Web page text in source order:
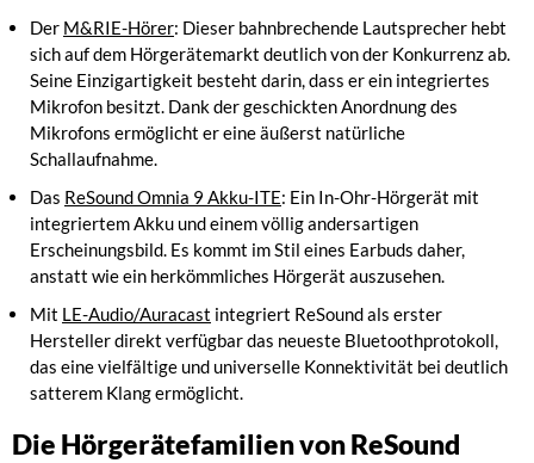
Der M&RIE-Hörer: Dieser bahnbrechende Lautsprecher hebt
sich auf dem Hörgerätemarkt deutlich von der Konkurrenz ab.
Seine Einzigartigkeit besteht darin, dass er ein integriertes
Mikrofon besitzt. Dank der geschickten Anordnung des
Mikrofons ermöglicht er eine äußerst natürliche
Schallaufnahme.
Das ReSound Omnia 9 Akku-ITE: Ein In-Ohr-Hörgerät mit
integriertem Akku und einem völlig andersartigen
Erscheinungsbild. Es kommt im Stil eines Earbuds daher,
anstatt wie ein herkömmliches Hörgerät auszusehen.
Mit LE-Audio/Auracast integriert ReSound als erster
Hersteller direkt verfügbar das neueste Bluetoothprotokoll,
das eine vielfältige und universelle Konnektivität bei deutlich
satterem Klang ermöglicht.
Die Hörgerätefamilien von ReSound